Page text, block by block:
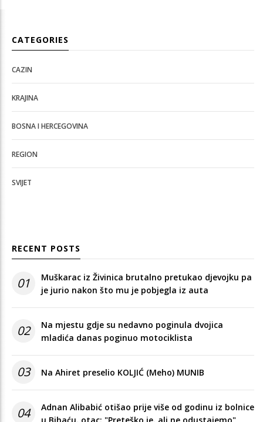
CATEGORIES
CAZIN
KRAJINA
BOSNA I HERCEGOVINA
REGION
SVIJET
RECENT POSTS
01
Muškarac iz Živinica brutalno pretukao djevojku pa
je jurio nakon što mu je pobjegla iz auta
02
Na mjestu gdje su nedavno poginula dvojica
mladića danas poginuo motociklista
03 Na Ahiret preselio KOLJIĆ (Meho) MUNIB
04
Adnan Alibabić otišao prije više od godinu iz bolnice